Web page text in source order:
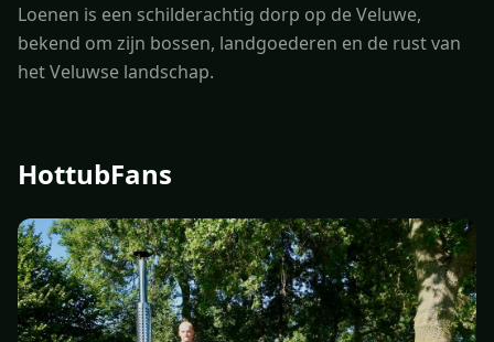
Loenen is een schilderachtig dorp op de Veluwe,
bekend om zijn bossen, landgoederen en de rust van
het Veluwse landschap.
HottubFans